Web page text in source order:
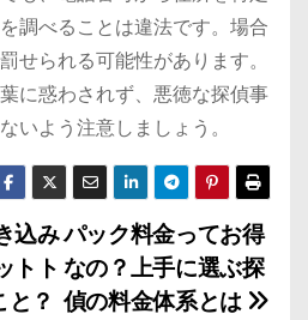
調べることは違法です。場合
せられる可能性があります。
に惑わされず、悪徳な探偵事
いよう注意しましょう。
パック料金ってお得
なの？上手に選ぶ探
偵の料金体系とは
込み
トト
？